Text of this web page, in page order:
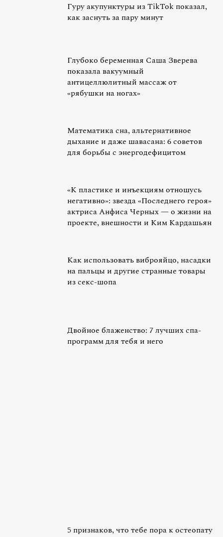
Гуру акупунктуры из TikTok показал,
как заснуть за пару минут
Глубоко беременная Саша Зверева
показала вакуумный
антицеллюлитный массаж от
«рябушки на ногах»
Математика сна, альтернативное
дыхание и даже шавасана: 6 советов
для борьбы с энергодефицитом
«К пластике и инъекциям отношусь
негативно»: звезда «Последнего героя»
актриса Анфиса Черных — о жизни на
проекте, внешности и Ким Кардашьян
Как использовать виброяйцо, насадки
на пальцы и другие странные товары
из секс-шопа
Двойное блаженство: 7 лучших спа-
программ для тебя и него
5 признаков, что тебе пора к остеопату